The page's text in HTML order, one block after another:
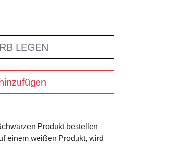
LEGEN
Produkt bestellen
einem weißen Produkt, wird